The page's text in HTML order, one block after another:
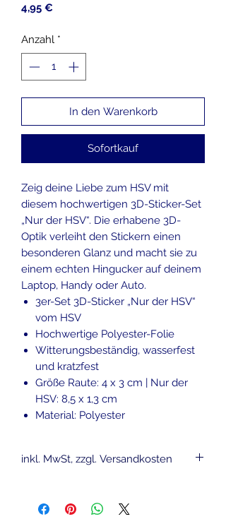
4,95 €Preis
Anzahl *
In den Warenkorb
Sofortkauf
Zeig deine Liebe zum HSV mit
diesem hochwertigen 3D-Sticker-Set
„Nur der HSV“. Die erhabene 3D-
Optik verleiht den Stickern einen
besonderen Glanz und macht sie zu
einem echten Hingucker auf deinem
Laptop, Handy oder Auto.
3er-Set 3D-Sticker „Nur der HSV“
vom HSV
Hochwertige Polyester-Folie
Witterungsbeständig, wasserfest
und kratzfest
Größe Raute: 4 x 3 cm | Nur der
HSV: 8,5 x 1,3 cm
Material: Polyester
inkl. MwSt, zzgl. Versandkosten